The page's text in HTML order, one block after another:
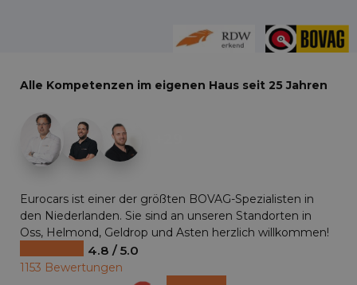
Alle Kompetenzen im eigenen Haus seit 25 Jahren
Eurocars ist einer der größten BOVAG-Spezialisten in
den Niederlanden. Sie sind an unseren Standorten in
Oss, Helmond, Geldrop und Asten herzlich willkommen!
4.8 / 5.0
1153 Bewertungen